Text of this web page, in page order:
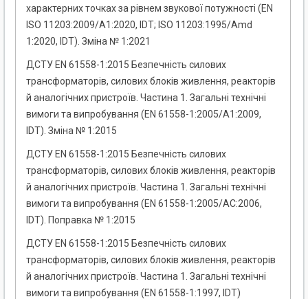
характерних точках за рівнем звукової потужності (EN
ISO 11203:2009/A1:2020, IDT; ISO 11203:1995/Amd
1:2020, IDT). Зміна № 1:2021
ДСТУ EN 61558-1:2015 Безпечність силових
трансформаторів, силових блоків живлення, реакторів
й аналогічних пристроїв. Частина 1. Загальні технічні
вимоги та випробування (EN 61558-1:2005/A1:2009,
IDT). Зміна № 1:2015
ДСТУ EN 61558-1:2015 Безпечність силових
трансформаторів, силових блоків живлення, реакторів
й аналогічних пристроїв. Частина 1. Загальні технічні
вимоги та випробування (EN 61558-1:2005/AC:2006,
IDT). Поправка № 1:2015
ДСТУ EN 61558-1:2015 Безпечність силових
трансформаторів, силових блоків живлення, реакторів
й аналогічних пристроїв. Частина 1. Загальні технічні
вимоги та випробування (EN 61558-1:1997, IDT)